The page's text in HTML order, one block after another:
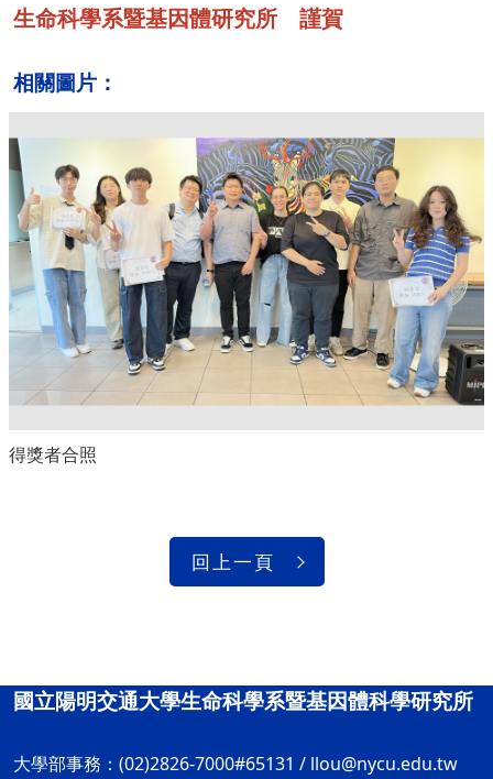
生命科學系暨基因體研究所 謹賀
相關圖片：
得獎者合照
回上一頁
國立陽明交通大學生命科學系暨基因體科學研究所
大學部事務：(02)2826-7000#65131 / llou@nycu.edu.tw